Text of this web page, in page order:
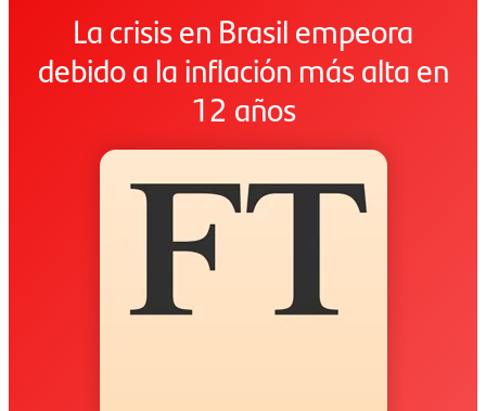
La crisis en Brasil empeora
debido a la inflación más alta en
12 años